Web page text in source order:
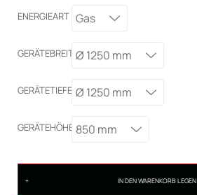
ENERGIEART Gas
GERÄTEBREITEØ 1250 mm
GERÄTETIEFE Ø 1250 mm
GERÄTEHÖHE 850 mm
IN DEN WARENKORB LEGEN